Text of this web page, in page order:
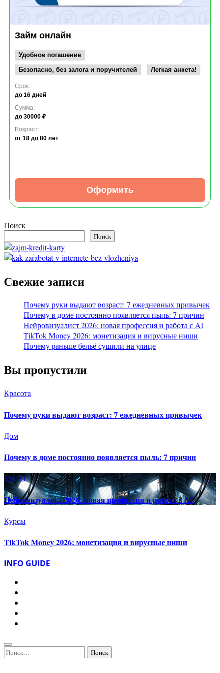
Займ онлайн
Удобное погашение
Безопасно, без залога и поручителей
Легкая анкета!
Срок:
до 16 дней
Сумма:
до 30000 ₽
Возраст:
от 18 до 80 лет
Оформить
Поиск
Поиск
Свежие записи
Почему руки выдают возраст: 7 ежедневных привычек
Почему в доме постоянно появляется пыль: 7 причин
Нейровизуалист 2026: новая профессия и работа с AI
TikTok Money 2026: монетизация и вирусные ниши
Почему раньше бельё сушили на улице
Вы пропустили
Красота
Почему руки выдают возраст: 7 ежедневных привычек
Дом
Почему в доме постоянно появляется пыль: 7 причин
Курсы
Нейровизуалист 2026: новая профессия и работа с AI
Курсы
TikTok Money 2026: монетизация и вирусные ниши
INFO GUIDE
Найти: